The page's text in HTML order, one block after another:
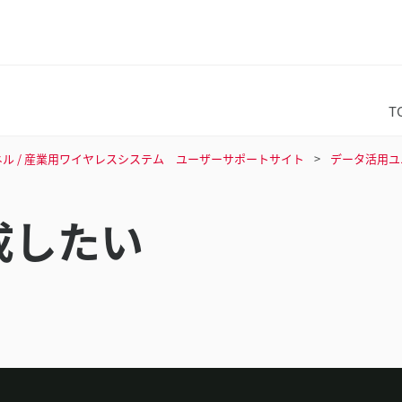
ル / 産業用ワイヤレスシステム ユーザーサポートサイト データ活用
たい